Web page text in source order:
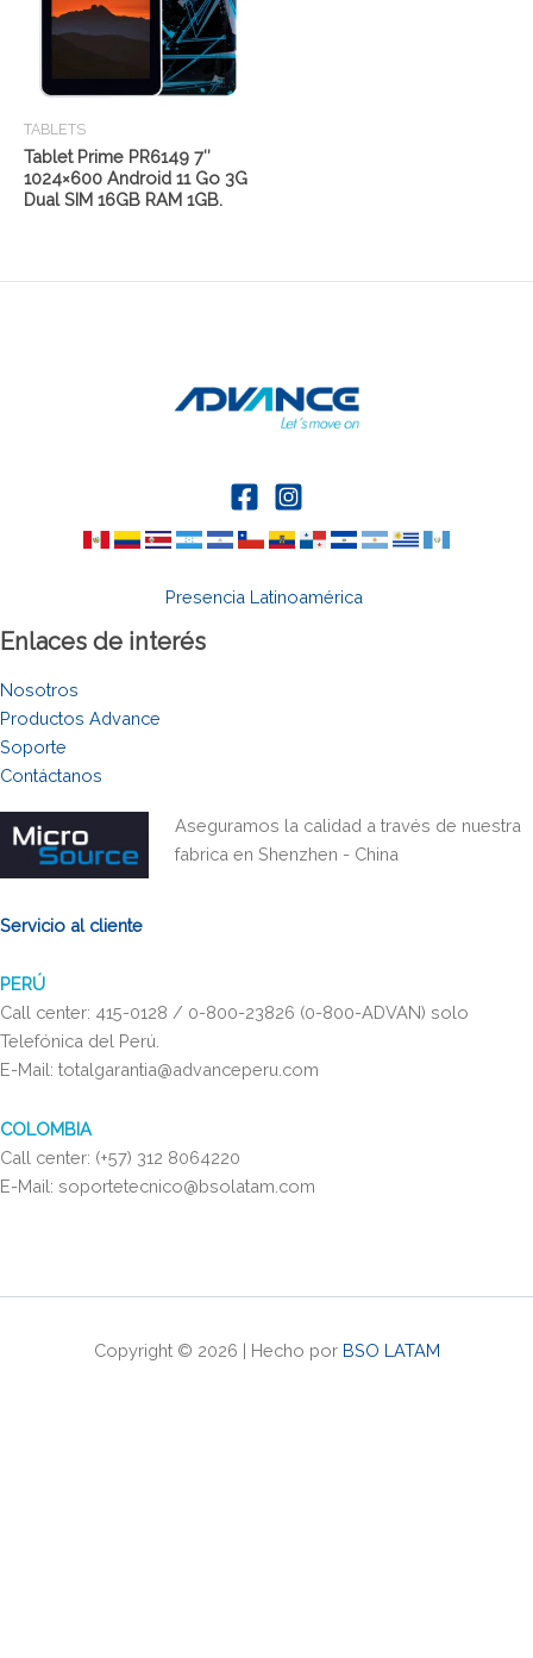
TABLETS
Tablet Prime PR6149 7″
1024×600 Android 11 Go 3G
Dual SIM 16GB RAM 1GB.
Presencia Latinoamérica
Enlaces de interés
Nosotros
Productos Advance
Soporte
Contáctanos
Aseguramos la calidad a través de nuestra
fabrica en Shenzhen - China
Servicio al cliente
PERÚ
Call center: 415-0128 / 0-800-23826 (0-800-ADVAN) solo
Telefónica del Perú.
E-Mail: totalgarantia@advanceperu.com
COLOMBIA
Call center: (+57) 312 8064220
E-Mail: soportetecnico@bsolatam.com
Copyright © 2026 | Hecho por BSO LATAM